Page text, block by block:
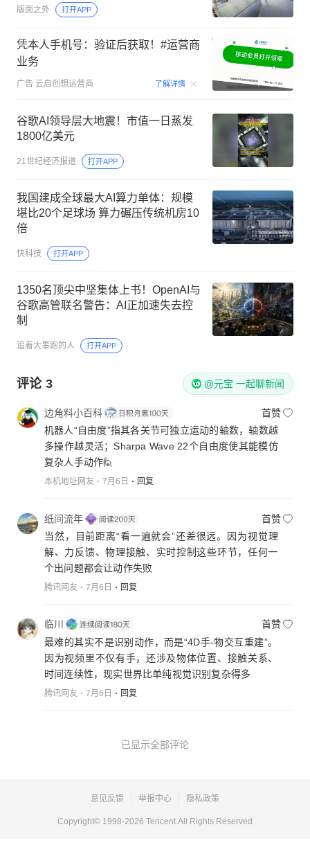
版面之外 打开APP
凭本人手机号：验证后获取！#运营商
业务
广告 云启创想运营商 了解详情 00:15
谷歌AI领导层大地震！市值一日蒸发
1800亿美元
21世纪经济报道 打开APP
我国建成全球最大AI算力单体：规模
堪比20个足球场 算力碾压传统机房10
倍
快科技 打开APP
1350名顶尖中坚集体上书！OpenAI与
谷歌高管联名警告：AI正加速失去控
制
追着大事跑的人 打开APP
评论 3 @元宝 一起聊新闻
边角料小百科
首赞
机器人“自由度”指其各关节可独立运动的轴数，轴数越
多操作越灵活；Sharpa Wave 22个自由度使其能模仿
复杂人手动作🙋
本机地址网友 7月6日 回复
纸间流年
首赞
当然，目前距离“看一遍就会”还差很远。因为视觉理
解、力反馈、物理接触、实时控制这些环节，任何一
个出问题都会让动作失败
腾讯网友 7月6日 回复
临川
首赞
最难的其实不是识别动作，而是“4D手-物交互重建”。
因为视频里不仅有手，还涉及物体位置、接触关系、
时间连续性，现实世界比单纯视觉识别复杂得多
腾讯网友 7月6日 回复
已显示全部评论
意见反馈 举报中心 隐私政策
Copyright© 1998-2026 Tencent.All Rights Reserved